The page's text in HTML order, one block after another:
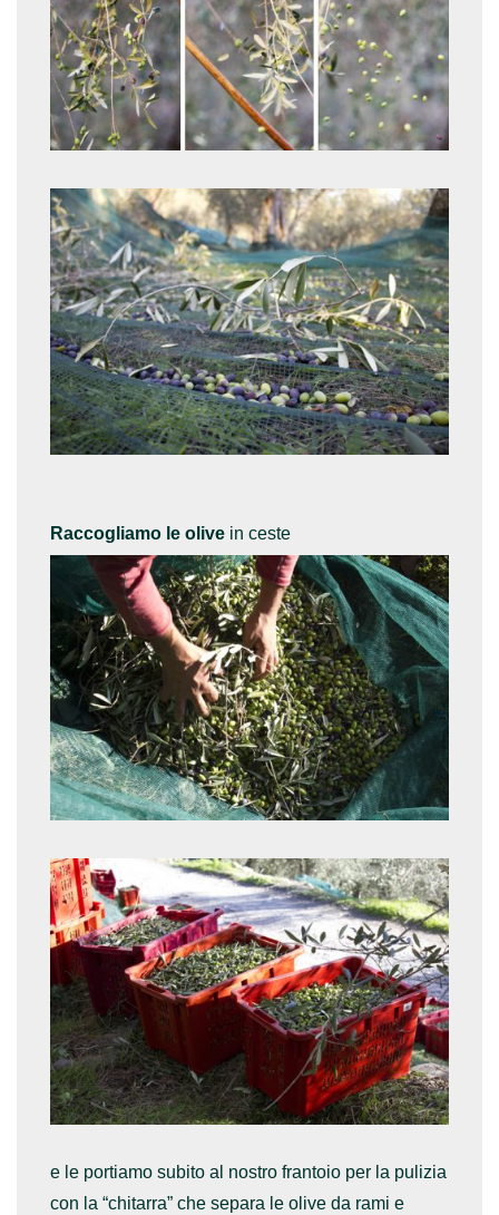
Raccogliamo le olive in ceste
e le portiamo subito al nostro frantoio per la pulizia
con la “chitarra” che separa le olive da rami e